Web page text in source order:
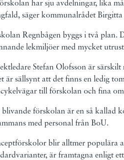
har sju avdelningar, lika
säger kommunalrådet
Regnbågen byggs i två plan.
lekmiljöer med mycket
Stefan Olofsson är
är sällsynt att det finns en ledig
till förskolan och fina
blivande förskolan är en så kallad
med personal från BoU.
blir alltmer populära
är framtagna enligt